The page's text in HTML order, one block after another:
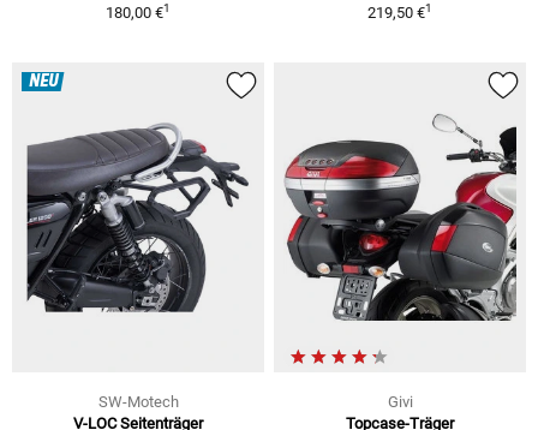
180,00 €1 219,50 €1
NEU
SW-Motech
V-LOC Seitenträger
Givi
Topcase-Träger